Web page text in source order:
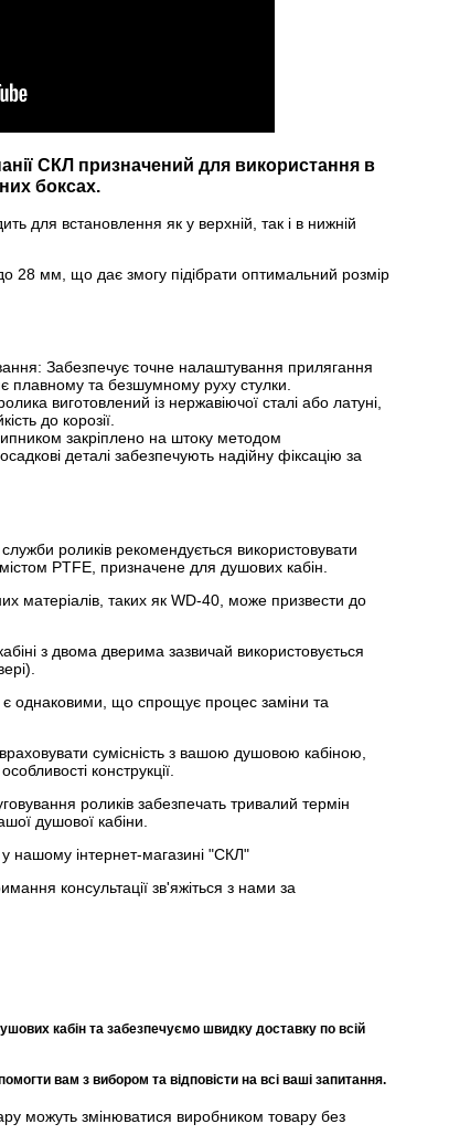
СКЛ призначений для використання в
боксах.
для встановлення як у верхній, так і в нижній
28 мм, що дає змогу підібрати оптимальний розмір
Забезпечує точне налаштування прилягання
та безшумному руху стулки.
виготовлений із нержавіючої сталі або латуні,
до корозії.
закріплено на штоку методом
деталі забезпечують надійну фіксацію за
роликів рекомендується використовувати
PTFE, призначене для душових кабін.
матеріалів, таких як WD-40, може призвести до
з двома дверима зазвичай використовується
є однаковими, що спрощує процес заміни та
сумісність з вашою душовою кабіною,
конструкції.
роликів забезпечать тривалий термін
душової кабіни.
нашому інтернет-магазині "СКЛ"
консультації зв'яжіться з нами за
кабін та забезпечуємо швидку доставку по всій
вам з вибором та відповісти на всі ваші запитання.
можуть змінюватися виробником товару без